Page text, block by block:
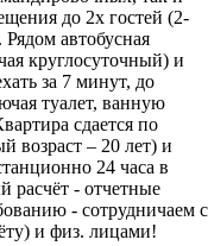
до 2х гостей (2-
автобусная
круглосуточный) и
за 7 минут, до
туалет, ванную
сдается по
возраст – 20 лет) и
24 часа в
расчёт - отчетные
- сотрудничаем с
и физ. лицами!